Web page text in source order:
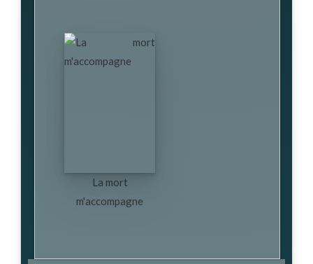
La mort
m'accompagne